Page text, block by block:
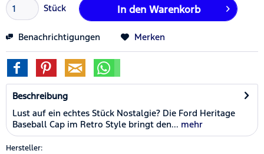
Stück In den Warenkorb
Benachrichtigungen Merken
Beschreibung
Lust auf ein echtes Stück Nostalgie? Die Ford Heritage
Baseball Cap im Retro Style bringt den... mehr
Hersteller: